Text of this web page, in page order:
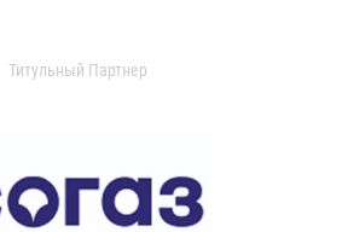
Титульный Партнер